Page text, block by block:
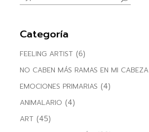
Categoría
FEELING ARTIST (6)
NO CABEN MÁS RAMAS EN MI CABEZA
EMOCIONES PRIMARIAS (4)
ANIMALARIO (4)
ART (45)